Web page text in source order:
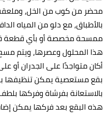
محضر من كوب من الخل،
بالأطباق، مع دلو من المياه
ممسحة مخصصة أو بأي قطعة
هذا المحلول وعصرها، ويتم
أكان متواجدًا على الجدران أو
بقع مستعصية يمكن تنظيفها
بالاستعانة بفرشاة وفركها
هذه البقع بعد فركها يمكن